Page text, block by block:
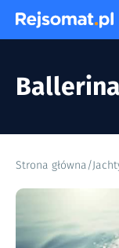
Strona główna/